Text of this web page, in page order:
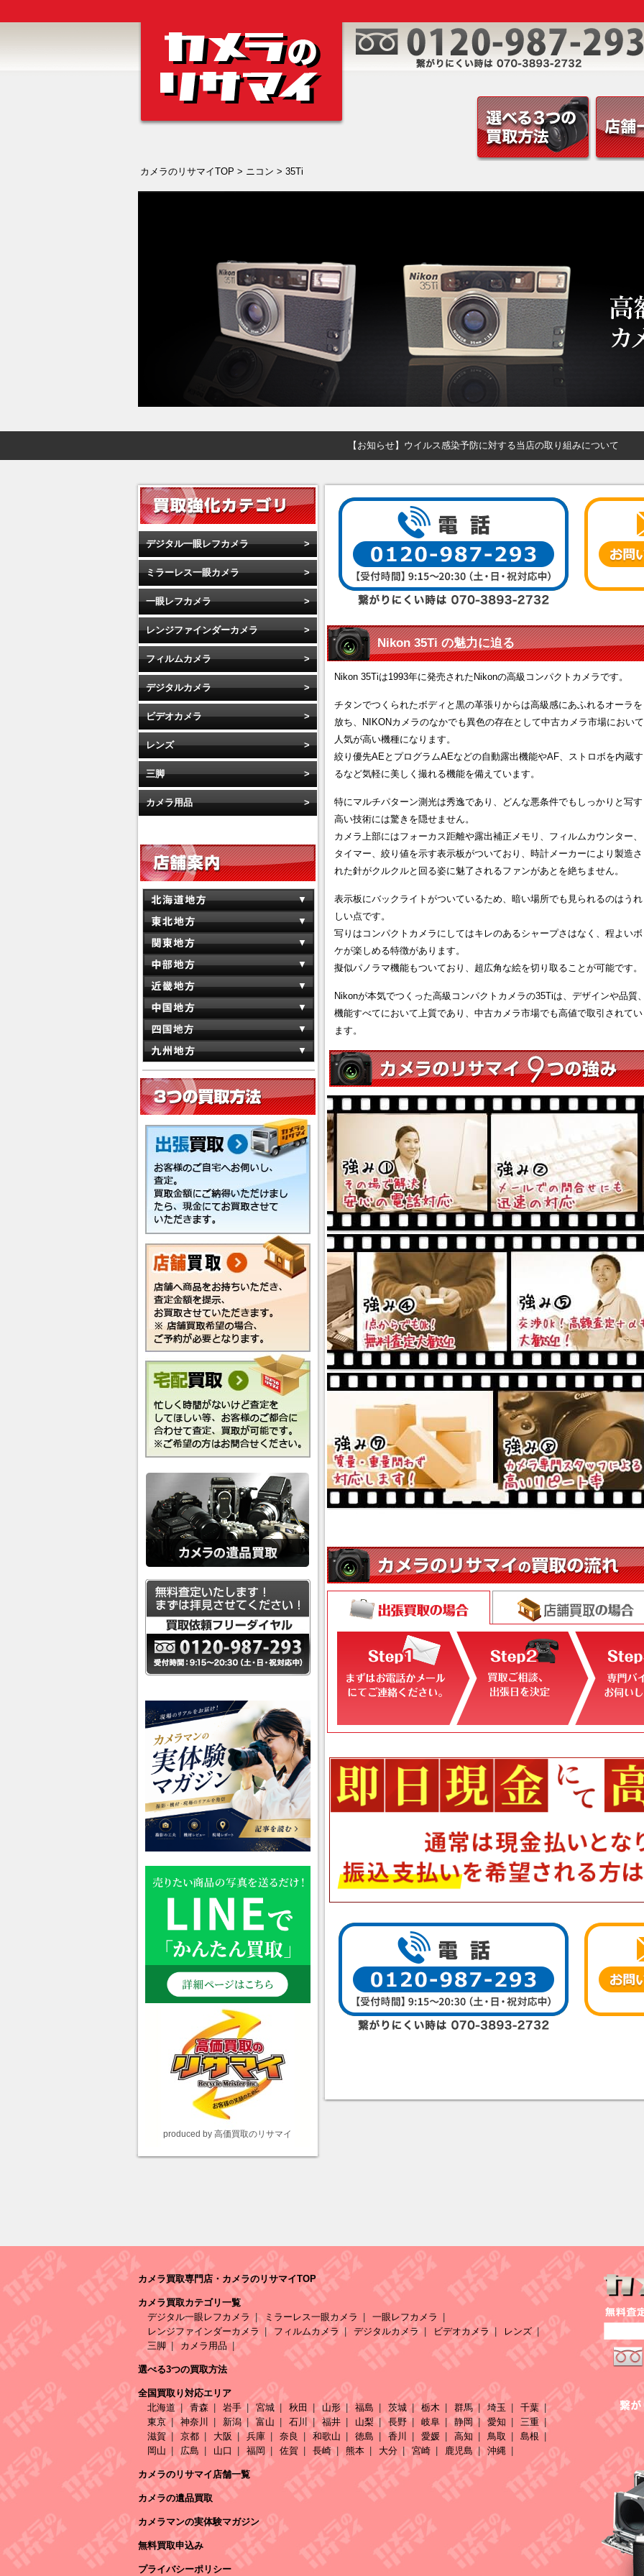
カメラのリサマイTOP > ニコン > 35Ti
【お知らせ】ウイルス感染予防に対する当店の取り組みについて
Nikon 35Ti の魅力に迫る
Nikon 35Tiは1993年に発売されたNikonの高級コンパクトカメラです。
チタンでつくられたボディと黒の革張りからは高級感にあふれるオーラを
放ち、NIKONカメラのなかでも異色の存在として中古カメラ市場において
人気が高い機種になります。
絞り優先AEとプログラムAEなどの自動露出機能やAF、ストロボを内蔵す
るなど気軽に美しく撮れる機能を備えています。
特にマルチパターン測光は秀逸であり、どんな悪条件でもしっかりと写す
高い技術には驚きを隠せません。
カメラ上部にはフォーカス距離や露出補正メモリ、フィルムカウンター、
タイマー、絞り値を示す表示板がついており、時計メーカーにより製造さ
れた針がクルクルと回る姿に魅了されるファンがあとを絶ちません。
表示板にバックライトがついているため、暗い場所でも見られるのはうれ
しい点です。
写りはコンパクトカメラにしてはキレのあるシャープさはなく、程よいボ
ケが楽しめる特徴があります。
擬似パノラマ機能もついており、超広角な絵を切り取ることが可能です。
Nikonが本気でつくった高級コンパクトカメラの35Tiは、デザインや品質
機能すべてにおいて上質であり、中古カメラ市場でも高値で取引されてい
ます。
デジタル一眼レフカメラ
ミラーレス一眼カメラ
一眼レフカメラ
レンジファインダーカメラ
フィルムカメラ
デジタルカメラ
ビデオカメラ
レンズ
三脚
カメラ用品
produced by 高価買取のリサマイ
カメラ買取専門店・カメラのリサマイTOP
カメラ買取カテゴリ一覧
デジタル一眼レフカメラ
ミラーレス一眼カメラ
一眼レフカメラ
レンジファインダーカメラ
フィルムカメラ デジタルカメラ ビデオカメラ
レンズ
三脚
カメラ用品
選べる3つの買取方法
全国買取り対応エリア
北海道
青森 岩手 宮城 秋田 山形 福島 茨城 栃木 群馬 埼玉
千葉
東京
神奈川 新潟 富山 石川 福井 山梨 長野 岐阜 静岡 愛知
三重
滋賀
京都 大阪 兵庫 奈良 和歌山 徳島 香川 愛媛 高知 鳥取
島根
岡山
広島 山口 福岡 佐賀 長崎 熊本 大分 宮崎 鹿児島 沖縄
カメラのリサマイ店舗一覧
カメラの遺品買取
カメラマンの実体験マガジン
無料買取申込み
プライバシーポリシー